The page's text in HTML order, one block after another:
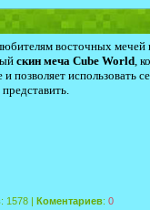
восточных мечей
скин меча Cube World,
и позволяет использовать
: 1578 | Коментариев: 0